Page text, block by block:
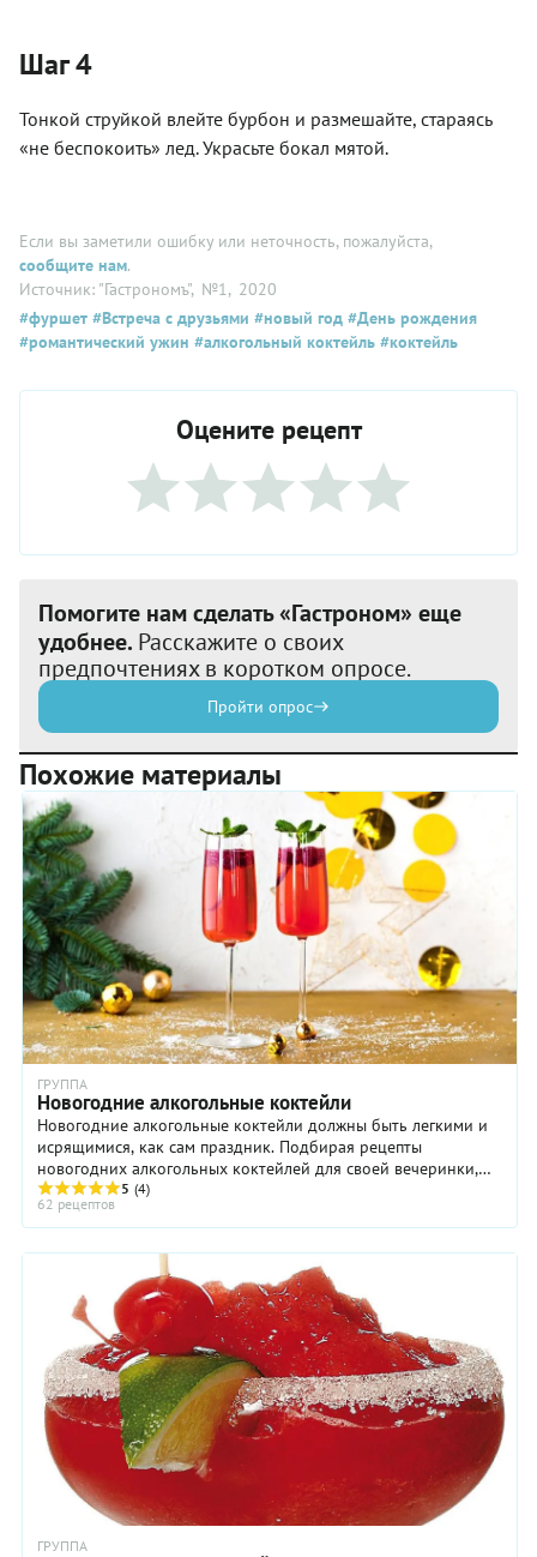
Шаг 4
Тонкой струйкой влейте бурбон и размешайте, стараясь
«не беспокоить» лед. Украсьте бокал мятой.
Если вы заметили ошибку или неточность, пожалуйста,
сообщите нам.
Источник: "Гастрономъ", №1 , 2020
#фуршет #Встреча с друзьями #новый год #День рождения
#романтический ужин #алкогольный коктейль #коктейль
Оцените рецепт
Помогите нам сделать «Гастроном» еще
удобнее. Расскажите о своих
предпочтениях в коротком опросе.
Пройти опрос
Похожие материалы
ГРУППА
Новогодние алкогольные коктейли
Новогодние алкогольные коктейли должны быть легкими и
исрящимися, как сам праздник. Подбирая рецепты
новогодних алкогольных коктейлей для своей вечеринки,
отдайте предпочтение тем, которые готовятся ...
5 (4)
62 рецептов
ГРУППА